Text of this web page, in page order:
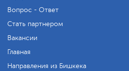
Вопрос - Ответ
Стать партнером
Вакансии
Главная
Направления из Бишкека